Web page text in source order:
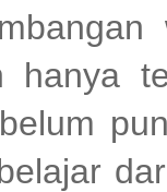
hanya